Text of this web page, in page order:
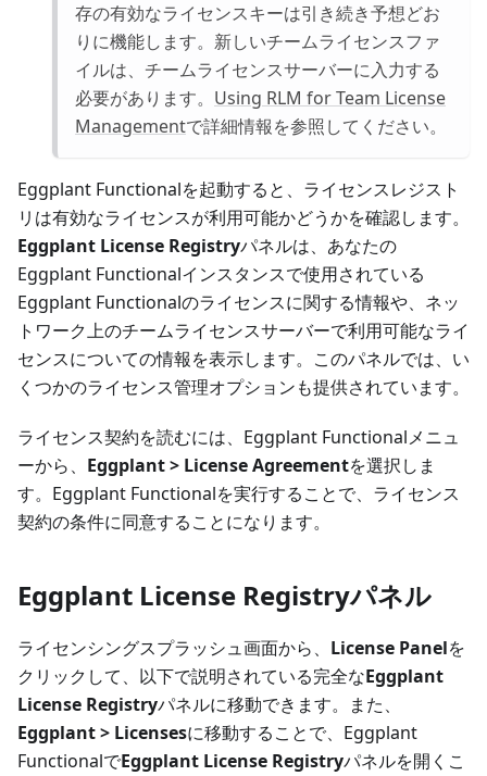
存の有効なライセンスキーは引き続き予想どお
りに機能します。新しいチームライセンスファ
イルは、チームライセンスサーバーに入力する
必要があります。 Using RLM for Team License
Managementで詳細情報を参照してください。
Eggplant Functionalを起動すると、ライセンスレジスト
リは有効なライセンスが利用可能かどうかを確認します。
Eggplant License Registryパネルは、あなたの
Eggplant Functionalインスタンスで使用されている
Eggplant Functionalのライセンスに関する情報や、ネッ
トワーク上のチームライセンスサーバーで利用可能なライ
センスについての情報を表示します。このパネルでは、い
くつかのライセンス管理オプションも提供されています。
ライセンス契約を読むには、Eggplant Functionalメニュ
ーから、 Eggplant > License Agreementを選択しま
す。Eggplant Functionalを実行することで、ライセンス
契約の条件に同意することになります。
Eggplant License Registryパネル
ライセンシングスプラッシュ画面から、 License Panelを
クリックして、以下で説明されている完全なEggplant
License Registryパネルに移動できます。また、
Eggplant > Licensesに移動することで、Eggplant
FunctionalでEggplant License Registryパネルを開くこ